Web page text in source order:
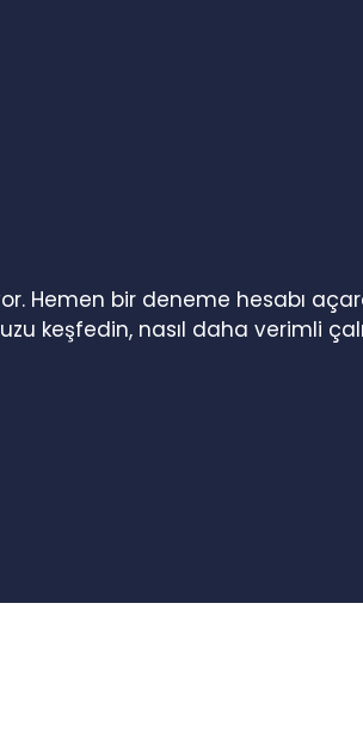
Hemen bir deneme hesabı
keşfedin, nasıl daha verimli